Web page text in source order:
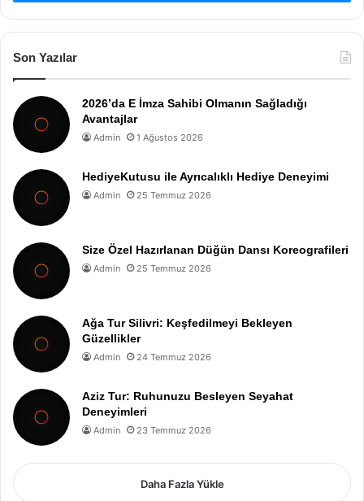
Son Yazılar
2026’da E İmza Sahibi Olmanın Sağladığı
Avantajlar
Admin 1 Ağustos 2026
HediyeKutusu ile Ayrıcalıklı Hediye Deneyimi
Admin 25 Temmuz 2026
Size Özel Hazırlanan Düğün Dansı Koreografileri
Admin 25 Temmuz 2026
Ağa Tur Silivri: Keşfedilmeyi Bekleyen
Güzellikler
Admin 24 Temmuz 2026
Aziz Tur: Ruhunuzu Besleyen Seyahat
Deneyimleri
Admin 23 Temmuz 2026
Daha Fazla Yükle